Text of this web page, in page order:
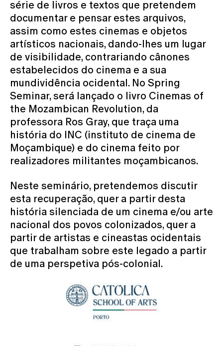
série de livros e textos que pretendem
documentar e pensar estes arquivos,
assim como estes cinemas e objetos
artísticos nacionais, dando-lhes um lugar
de visibilidade, contrariando cânones
estabelecidos do cinema e a sua
mundividência ocidental. No Spring
Seminar, será lançado o livro Cinemas of
the Mozambican Revolution, da
professora Ros Gray, que traça uma
história do INC (instituto de cinema de
Moçambique) e do cinema feito por
realizadores militantes moçambicanos.
Neste seminário, pretendemos discutir
esta recuperação, quer a partir desta
história silenciada de um cinema e/ou arte
nacional dos povos colonizados, quer a
partir de artistas e cineastas ocidentais
que trabalham sobre este legado a partir
de uma perspetiva pós-colonial.